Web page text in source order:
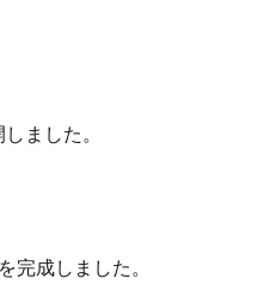
ました。
を完成しました。